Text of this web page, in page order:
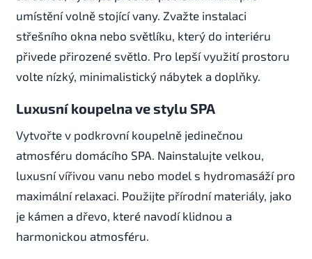
umístění volně stojící vany. Zvažte instalaci
střešního okna nebo světlíku, který do interiéru
přivede přirozené světlo. Pro lepší využití prostoru
volte nízký, minimalistický nábytek a doplňky.
Luxusní koupelna ve stylu SPA
Vytvořte v podkrovní koupelně jedinečnou
atmosféru domácího SPA. Nainstalujte velkou,
luxusní vířivou vanu nebo model s hydromasáží pro
maximální relaxaci. Použijte přírodní materiály, jako
je kámen a dřevo, které navodí klidnou a
harmonickou atmosféru.